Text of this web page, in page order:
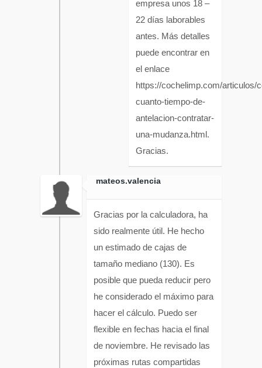
empresa unos 18 –
22 días laborables
antes. Más detalles
puede encontrar en
el enlace
https://cochelimp.com/articulos/
cuanto-tiempo-de-
antelacion-contratar-
una-mudanza.html.
Gracias.
mateos.valencia
Gracias por la calculadora, ha
sido realmente útil. He hecho
un estimado de cajas de
tamaño mediano (130). Es
posible que pueda reducir pero
he considerado el máximo para
hacer el cálculo. Puedo ser
flexible en fechas hacia el final
de noviembre. He revisado las
próximas rutas compartidas